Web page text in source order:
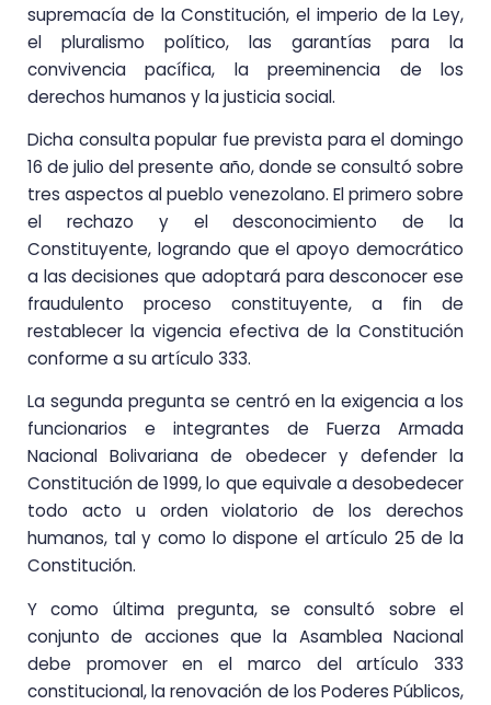
supremacía de la Constitución, el imperio de la Ley,
el pluralismo político, las garantías para la
convivencia pacífica, la preeminencia de los
derechos humanos y la justicia social.
Dicha consulta popular fue prevista para el domingo
16 de julio del presente año, donde se consultó sobre
tres aspectos al pueblo venezolano. El primero sobre
el rechazo y el desconocimiento de la
Constituyente, logrando que el apoyo democrático
a las decisiones que adoptará para desconocer ese
fraudulento proceso constituyente, a fin de
restablecer la vigencia efectiva de la Constitución
conforme a su artículo 333.
La segunda pregunta se centró en la exigencia a los
funcionarios e integrantes de Fuerza Armada
Nacional Bolivariana de obedecer y defender la
Constitución de 1999, lo que equivale a desobedecer
todo acto u orden violatorio de los derechos
humanos, tal y como lo dispone el artículo 25 de la
Constitución.
Y como última pregunta, se consultó sobre el
conjunto de acciones que la Asamblea Nacional
debe promover en el marco del artículo 333
constitucional, la renovación de los Poderes Públicos,